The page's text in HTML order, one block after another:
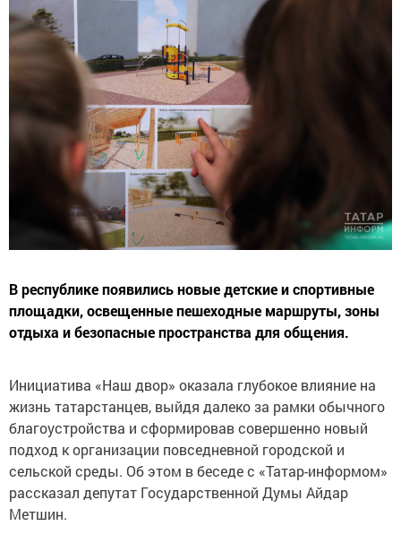
В республике появились новые детские и спортивные
площадки, освещенные пешеходные маршруты, зоны
отдыха и безопасные пространства для общения.
Инициатива «Наш двор» оказала глубокое влияние на
жизнь татарстанцев, выйдя далеко за рамки обычного
благоустройства и сформировав совершенно новый
подход к организации повседневной городской и
сельской среды. Об этом в беседе с «Татар-информом»
рассказал депутат Государственной Думы Айдар
Метшин.